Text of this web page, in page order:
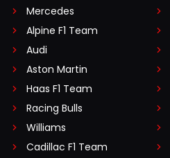
Mercedes
Alpine F1 Team
Audi
Aston Martin
Haas F1 Team
Racing Bulls
Williams
Cadillac F1 Team